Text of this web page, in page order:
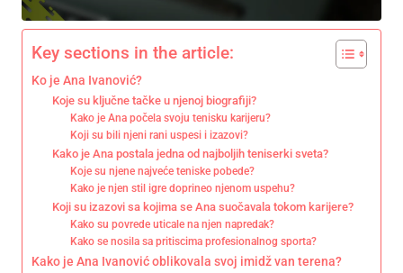
Key sections in the article:
Ko je Ana Ivanović?
Koje su ključne tačke u njenoj biografiji?
Kako je Ana počela svoju tenisku karijeru?
Koji su bili njeni rani uspesi i izazovi?
Kako je Ana postala jedna od najboljih teniserki sveta?
Koje su njene najveće teniske pobede?
Kako je njen stil igre doprineo njenom uspehu?
Koji su izazovi sa kojima se Ana suočavala tokom karijere?
Kako su povrede uticale na njen napredak?
Kako se nosila sa pritiscima profesionalnog sporta?
Kako je Ana Ivanović oblikovala svoj imidž van terena?